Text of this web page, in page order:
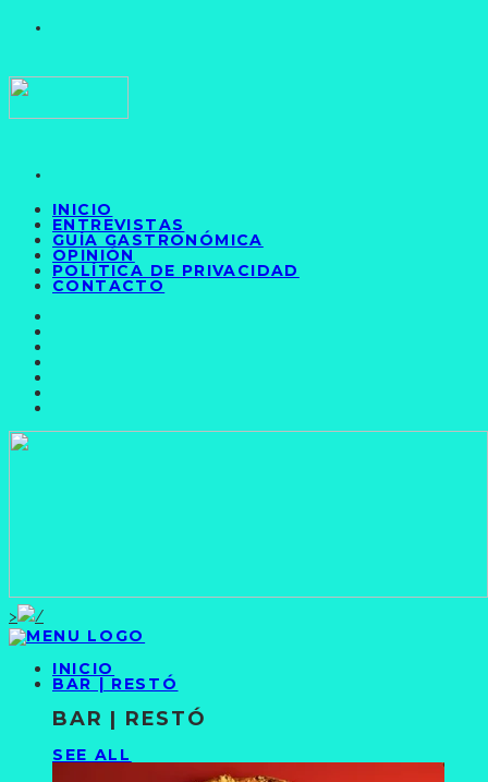
INICIO
ENTREVISTAS
GUÍA GASTRONÓMICA
OPINIÓN
POLÍTICA DE PRIVACIDAD
CONTACTO
>
INICIO
BAR | RESTÓ
BAR | RESTÓ
SEE ALL